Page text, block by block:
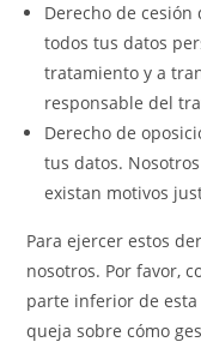
Derecho de
todos tus datos
tratamiento y a
responsable del
Derecho de
tus datos.
existan motivos
Para ejercer estos
nosotros. Por favor,
parte inferior de
queja sobre cómo